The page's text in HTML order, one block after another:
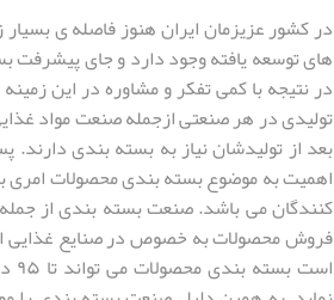
در کشور عزیزمان ایران هنوز فاصله ی
های توسعه یافته وجود دارد و جای پیشرفت
در نتیجه با کمی تفکر و مشاوره در این
تولیدی در هر صنعتی ازجمله صنعت مواد
بعد از تولیدشان نیاز به بسته بندی
اهمیت به موضوع بسته بندی محصولات امری
کنندگان می باشد. صنعت بسته بندی از
فروش محصولات به خصوص در صنایع غذایی